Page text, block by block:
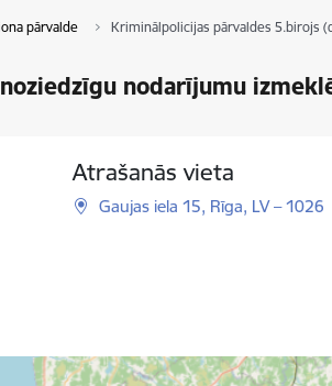
pārvalde Kriminālpolicijas pārvaldes 5.birojs
nodarījumu
Atrašanās vieta
Gaujas iela 15, Rīga, LV – 1026